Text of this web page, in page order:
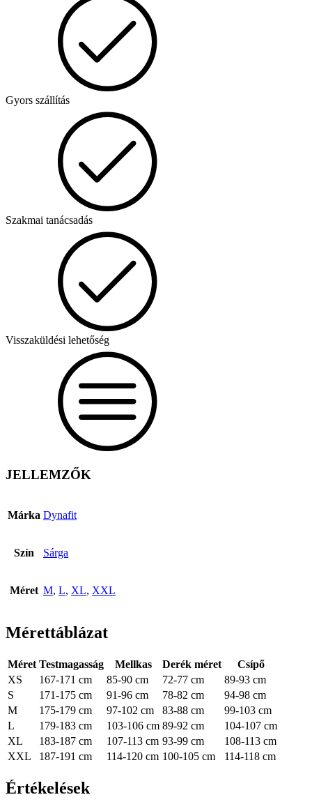
Gyors szállítás
Szakmai tanácsadás
Visszaküldési lehetőség
JELLEMZŐK
Márka Dynafit
Szín Sárga
Méret M, L, XL, XXL
Mérettáblázat
Méret Testmagasság Mellkas Derék méret
Csípő
XS
167-171 cm 85-90 cm 72-77 cm
89-93 cm
S
171-175 cm 91-96 cm 78-82 cm
94-98 cm
M
175-179 cm 97-102 cm 83-88 cm
99-103 cm
L
179-183 cm 103-106 cm 89-92 cm
104-107 cm
XL
183-187 cm 107-113 cm 93-99 cm
108-113 cm
XXL
187-191 cm 114-120 cm 100-105 cm 114-118 cm
Értékelések